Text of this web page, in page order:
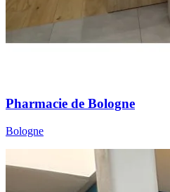
Pharmacie de Bologne
Bologne